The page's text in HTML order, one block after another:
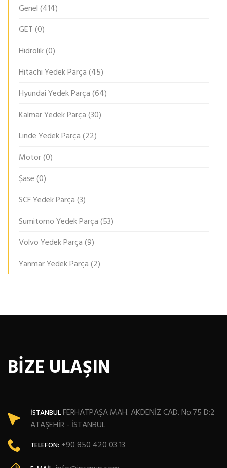
Genel(414)
GET(0)
Hidrolik(0)
Hitachi Yedek Parça(45)
Hyundai Yedek Parça(64)
Kalmar Yedek Parça(30)
Linde Yedek Parça(22)
Motor(0)
Şase(0)
SCF Yedek Parça(3)
Sumitomo Yedek Parça(53)
Volvo Yedek Parça(9)
Yanmar Yedek Parça(2)
BİZE ULAŞIN
İSTANBULFERHATPAŞA MAH. AKDENİZ CAD. No:75 D:2
ATAŞEHİR - İSTANBUL
TELEFON: +90 850 420 03 13